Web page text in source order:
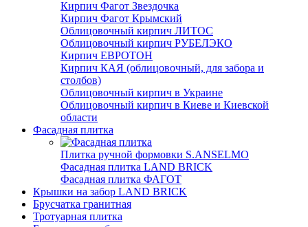
Кирпич Фагот Звездочка
Кирпич Фагот Крымский
Облицовочный кирпич ЛИТОС
Облицовочный кирпич РУБЕЛЭКО
Кирпич ЕВРОТОН
Кирпич КАЯ (облицовочный, для забора и
столбов)
Облицовочный кирпич в Украине
Облицовочный кирпич в Киеве и Киевской
области
Фасадная плитка
Плитка ручной формовки S.ANSELMO
Фасадная плитка LAND BRICK
Фасадная плитка ФАГОТ
Крышки на забор LAND BRICK
Брусчатка гранитная
Тротуарная плитка